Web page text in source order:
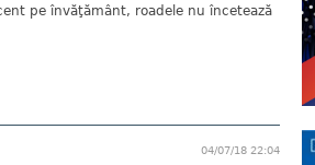
pe învăţământ, roadele nu încetează
04/07/18 22:04